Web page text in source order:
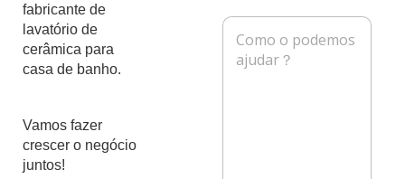
fabricante de
lavatório de
cerâmica para
casa de banho.
Vamos fazer
crescer o negócio
juntos!
e
f
o
n
M